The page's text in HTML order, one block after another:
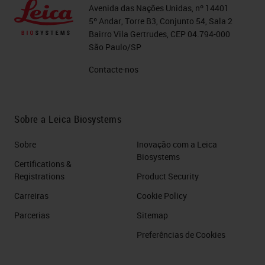
Avenida das Nações Unidas, nº 14401
5º Andar, Torre B3, Conjunto 54, Sala 2
Bairro Vila Gertrudes, CEP 04.794-000
São Paulo/SP
Contacte-nos
Sobre a Leica Biosystems
Sobre
Certifications &
Registrations
Carreiras
Parcerias
Inovação com a Leica
Biosystems
Product Security
Cookie Policy
Sitemap
Preferências de Cookies